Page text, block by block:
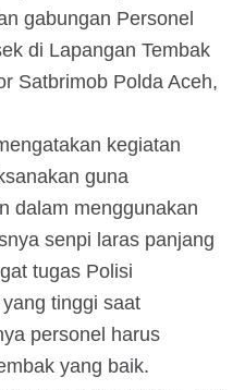
gabungan Personel
di Lapangan Tembak
Satbrimob Polda Aceh,
kegiatan
guna
dalam menggunakan
senpi laras panjang
tugas Polisi
tinggi saat
personel harus
yang baik.